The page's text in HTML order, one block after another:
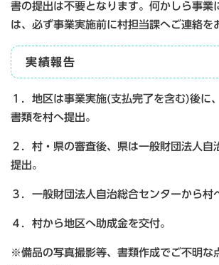
書の提出は不要となります。何かしら事業
は、必ず事業実施前に村担当課へご連絡を
実績報告
１．地区は事業実施(支払完了を含む)後に
書類を村へ提出。
２．村・県の審査後、県は一般財団法人自
提出。
３．一般財団法人自治総合センターから村
４．村から地区へ助成金を交付。
※備品の写真撮影等、書類作成でご不明な